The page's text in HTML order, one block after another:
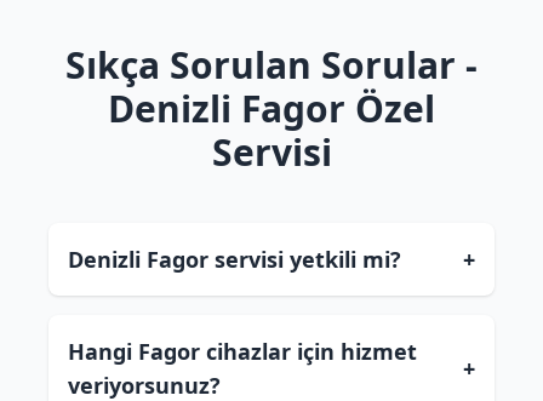
Sıkça Sorulan Sorular -
Denizli Fagor Özel
Servisi
Denizli Fagor servisi yetkili mi? +
Hangi Fagor cihazlar için hizmet
veriyorsunuz?
+